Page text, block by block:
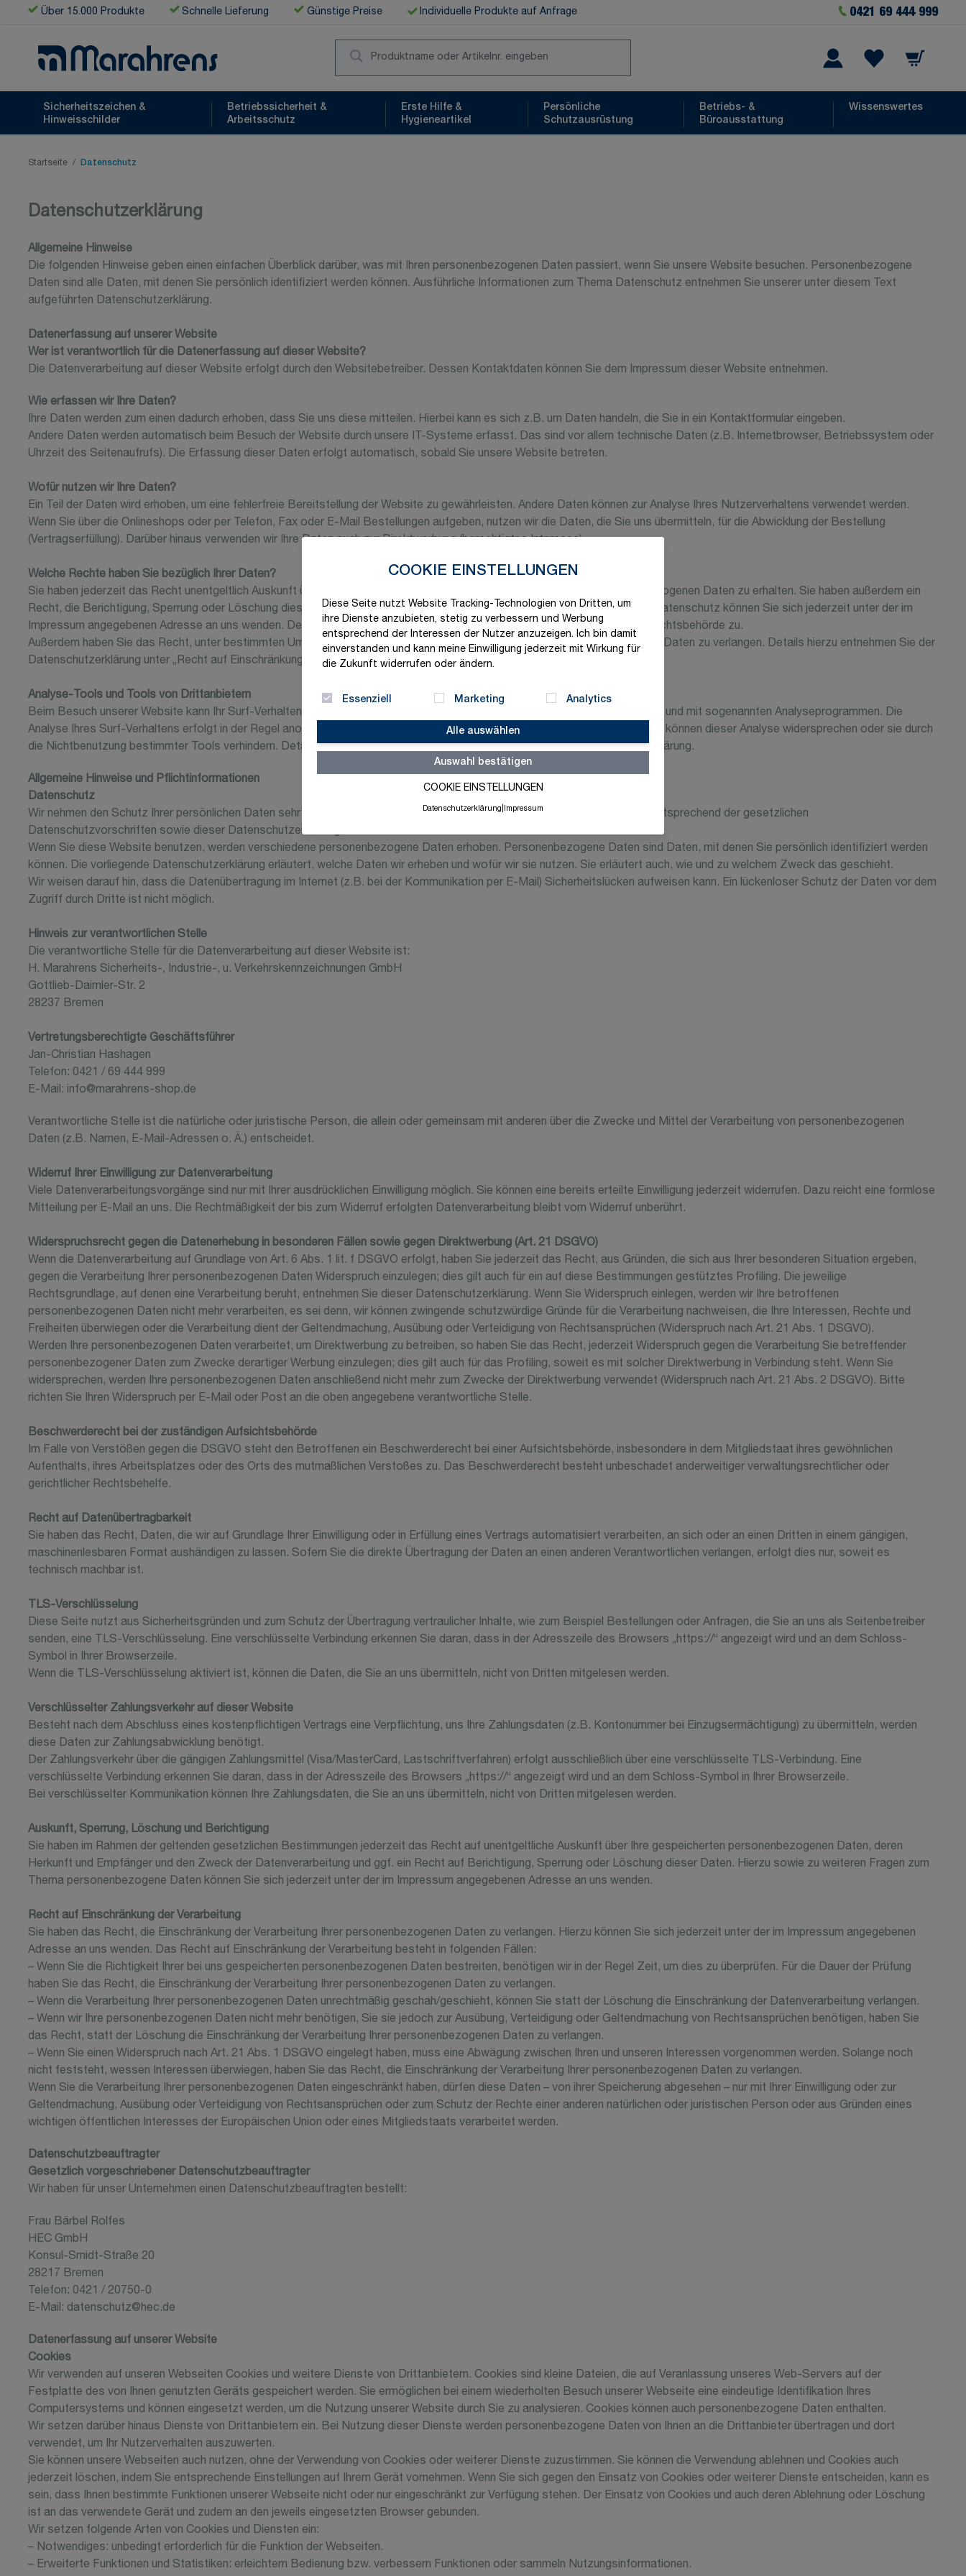
COOKIE EINSTELLUNGEN
Diese Seite nutzt Website Tracking-Technologien von Dritten, um
ihre Dienste anzubieten, stetig zu verbessern und Werbung
entsprechend der Interessen der Nutzer anzuzeigen. Ich bin damit
einverstanden und kann meine Einwilligung jederzeit mit Wirkung für
die Zukunft widerrufen oder ändern.
Essenziell Marketing Analytics
Alle auswählen
Auswahl bestätigen
COOKIE EINSTELLUNGEN
Datenschutzerklärung Impressum
Zum Inhalt springen
Über 15.000 Produkte Schnelle Lieferung Günstige Preise Individuelle Produkte auf Anfrage 0421 69 444 999
Warenkorb
Sicherheitszeichen &
Hinweisschilder
Betriebssicherheit &
Arbeitsschutz
Erste Hilfe &
Hygieneartikel
Persönliche
Schutzausrüstung
Betriebs- &
Büroausstattung
Wissenswertes
Startseite / Datenschutz
Datenschutzerklärung
Allgemeine Hinweise
Die folgenden Hinweise geben einen einfachen Überblick darüber, was mit Ihren personenbezogenen Daten passiert, wenn Sie unsere Website besuchen. Personenbezogene
Daten sind alle Daten, mit denen Sie persönlich identifiziert werden können. Ausführliche Informationen zum Thema Datenschutz entnehmen Sie unserer unter diesem Text
aufgeführten Datenschutzerklärung.
Datenerfassung auf unserer Website
Wer ist verantwortlich für die Datenerfassung auf dieser Website?
Die Datenverarbeitung auf dieser Website erfolgt durch den Websitebetreiber. Dessen Kontaktdaten können Sie dem Impressum dieser Website entnehmen.
Wie erfassen wir Ihre Daten?
Ihre Daten werden zum einen dadurch erhoben, dass Sie uns diese mitteilen. Hierbei kann es sich z.B. um Daten handeln, die Sie in ein Kontaktformular eingeben.
Andere Daten werden automatisch beim Besuch der Website durch unsere IT-Systeme erfasst. Das sind vor allem technische Daten (z.B. Internetbrowser, Betriebssystem oder
Uhrzeit des Seitenaufrufs). Die Erfassung dieser Daten erfolgt automatisch, sobald Sie unsere Website betreten.
Wofür nutzen wir Ihre Daten?
Ein Teil der Daten wird erhoben, um eine fehlerfreie Bereitstellung der Website zu gewährleisten. Andere Daten können zur Analyse Ihres Nutzerverhaltens verwendet werden.
Wenn Sie über die Onlineshops oder per Telefon, Fax oder E-Mail Bestellungen aufgeben, nutzen wir die Daten, die Sie uns übermitteln, für die Abwicklung der Bestellung
(Vertragserfüllung). Darüber hinaus verwenden wir Ihre Daten auch zur Direktwerbung (berechtigtes Interesse).
Welche Rechte haben Sie bezüglich Ihrer Daten?
Sie haben jederzeit das Recht unentgeltlich Auskunft über Herkunft, Empfänger und Zweck Ihrer gespeicherten personenbezogenen Daten zu erhalten. Sie haben außerdem ein
Recht, die Berichtigung, Sperrung oder Löschung dieser Daten zu verlangen. Hierzu sowie zu weiteren Fragen zum Thema Datenschutz können Sie sich jederzeit unter der im
Impressum angegebenen Adresse an uns wenden. Des Weiteren steht Ihnen ein Beschwerderecht bei der zuständigen Aufsichtsbehörde zu.
Außerdem haben Sie das Recht, unter bestimmten Umständen die Einschränkung der Verarbeitung Ihrer personenbezogenen Daten zu verlangen. Details hierzu entnehmen Sie der
Datenschutzerklärung unter „Recht auf Einschränkung der Verarbeitung“.
Analyse-Tools und Tools von Drittanbietern
Beim Besuch unserer Website kann Ihr Surf-Verhalten statistisch ausgewertet werden. Das geschieht vor allem mit Cookies und mit sogenannten Analyseprogrammen. Die
Analyse Ihres Surf-Verhaltens erfolgt in der Regel anonym; das Surf-Verhalten kann nicht zu Ihnen zurückverfolgt werden. Sie können dieser Analyse widersprechen oder sie durch
die Nichtbenutzung bestimmter Tools verhindern. Detaillierte Informationen dazu finden Sie in der folgenden Datenschutzerklärung.
Allgemeine Hinweise und Pflichtinformationen
Datenschutz
Wir nehmen den Schutz Ihrer persönlichen Daten sehr ernst. Wir behandeln Ihre personenbezogenen Daten vertraulich und entsprechend der gesetzlichen
Datenschutzvorschriften sowie dieser Datenschutzerklärung.
Wenn Sie diese Website benutzen, werden verschiedene personenbezogene Daten erhoben. Personenbezogene Daten sind Daten, mit denen Sie persönlich identifiziert werden
können. Die vorliegende Datenschutzerklärung erläutert, welche Daten wir erheben und wofür wir sie nutzen. Sie erläutert auch, wie und zu welchem Zweck das geschieht.
Wir weisen darauf hin, dass die Datenübertragung im Internet (z.B. bei der Kommunikation per E-Mail) Sicherheitslücken aufweisen kann. Ein lückenloser Schutz der Daten vor dem
Zugriff durch Dritte ist nicht möglich.
Hinweis zur verantwortlichen Stelle
Die verantwortliche Stelle für die Datenverarbeitung auf dieser Website ist:
H. Marahrens Sicherheits-, Industrie-, u. Verkehrskennzeichnungen GmbH
Gottlieb-Daimler-Str. 2
28237 Bremen
Vertretungsberechtigte Geschäftsführer
Jan-Christian Hashagen
Telefon: 0421 / 69 444 999
E-Mail: info@marahrens-shop.de
Verantwortliche Stelle ist die natürliche oder juristische Person, die allein oder gemeinsam mit anderen über die Zwecke und Mittel der Verarbeitung von personenbezogenen
Daten (z.B. Namen, E-Mail-Adressen o. Ä.) entscheidet.
Widerruf Ihrer Einwilligung zur Datenverarbeitung
Viele Datenverarbeitungsvorgänge sind nur mit Ihrer ausdrücklichen Einwilligung möglich. Sie können eine bereits erteilte Einwilligung jederzeit widerrufen. Dazu reicht eine formlose
Mitteilung per E-Mail an uns. Die Rechtmäßigkeit der bis zum Widerruf erfolgten Datenverarbeitung bleibt vom Widerruf unberührt.
Widerspruchsrecht gegen die Datenerhebung in besonderen Fällen sowie gegen Direktwerbung (Art. 21 DSGVO)
Wenn die Datenverarbeitung auf Grundlage von Art. 6 Abs. 1 lit. f DSGVO erfolgt, haben Sie jederzeit das Recht, aus Gründen, die sich aus Ihrer besonderen Situation ergeben,
gegen die Verarbeitung Ihrer personenbezogenen Daten Widerspruch einzulegen; dies gilt auch für ein auf diese Bestimmungen gestütztes Profiling. Die jeweilige
Rechtsgrundlage, auf denen eine Verarbeitung beruht, entnehmen Sie dieser Datenschutzerklärung. Wenn Sie Widerspruch einlegen, werden wir Ihre betroffenen
personenbezogenen Daten nicht mehr verarbeiten, es sei denn, wir können zwingende schutzwürdige Gründe für die Verarbeitung nachweisen, die Ihre Interessen, Rechte und
Freiheiten überwiegen oder die Verarbeitung dient der Geltendmachung, Ausübung oder Verteidigung von Rechtsansprüchen (Widerspruch nach Art. 21 Abs. 1 DSGVO).
Werden Ihre personenbezogenen Daten verarbeitet, um Direktwerbung zu betreiben, so haben Sie das Recht, jederzeit Widerspruch gegen die Verarbeitung Sie betreffender
personenbezogener Daten zum Zwecke derartiger Werbung einzulegen; dies gilt auch für das Profiling, soweit es mit solcher Direktwerbung in Verbindung steht. Wenn Sie
widersprechen, werden Ihre personenbezogenen Daten anschließend nicht mehr zum Zwecke der Direktwerbung verwendet (Widerspruch nach Art. 21 Abs. 2 DSGVO). Bitte
richten Sie Ihren Widerspruch per E-Mail oder Post an die oben angegebene verantwortliche Stelle.
Beschwerderecht bei der zuständigen Aufsichtsbehörde
Im Falle von Verstößen gegen die DSGVO steht den Betroffenen ein Beschwerderecht bei einer Aufsichtsbehörde, insbesondere in dem Mitgliedstaat ihres gewöhnlichen
Aufenthalts, ihres Arbeitsplatzes oder des Orts des mutmaßlichen Verstoßes zu. Das Beschwerderecht besteht unbeschadet anderweitiger verwaltungsrechtlicher oder
gerichtlicher Rechtsbehelfe.
Recht auf Datenübertragbarkeit
Sie haben das Recht, Daten, die wir auf Grundlage Ihrer Einwilligung oder in Erfüllung eines Vertrags automatisiert verarbeiten, an sich oder an einen Dritten in einem gängigen,
maschinenlesbaren Format aushändigen zu lassen. Sofern Sie die direkte Übertragung der Daten an einen anderen Verantwortlichen verlangen, erfolgt dies nur, soweit es
technisch machbar ist.
TLS-Verschlüsselung
Diese Seite nutzt aus Sicherheitsgründen und zum Schutz der Übertragung vertraulicher Inhalte, wie zum Beispiel Bestellungen oder Anfragen, die Sie an uns als Seitenbetreiber
senden, eine TLS-Verschlüsselung. Eine verschlüsselte Verbindung erkennen Sie daran, dass in der Adresszeile des Browsers „https://“ angezeigt wird und an dem Schloss-
Symbol in Ihrer Browserzeile.
Wenn die TLS-Verschlüsselung aktiviert ist, können die Daten, die Sie an uns übermitteln, nicht von Dritten mitgelesen werden.
Verschlüsselter Zahlungsverkehr auf dieser Website
Besteht nach dem Abschluss eines kostenpflichtigen Vertrags eine Verpflichtung, uns Ihre Zahlungsdaten (z.B. Kontonummer bei Einzugsermächtigung) zu übermitteln, werden
diese Daten zur Zahlungsabwicklung benötigt.
Der Zahlungsverkehr über die gängigen Zahlungsmittel (Visa/MasterCard, Lastschriftverfahren) erfolgt ausschließlich über eine verschlüsselte TLS-Verbindung. Eine
verschlüsselte Verbindung erkennen Sie daran, dass in der Adresszeile des Browsers „https://“ angezeigt wird und an dem Schloss-Symbol in Ihrer Browserzeile.
Bei verschlüsselter Kommunikation können Ihre Zahlungsdaten, die Sie an uns übermitteln, nicht von Dritten mitgelesen werden.
Auskunft, Sperrung, Löschung und Berichtigung
Sie haben im Rahmen der geltenden gesetzlichen Bestimmungen jederzeit das Recht auf unentgeltliche Auskunft über Ihre gespeicherten personenbezogenen Daten, deren
Herkunft und Empfänger und den Zweck der Datenverarbeitung und ggf. ein Recht auf Berichtigung, Sperrung oder Löschung dieser Daten. Hierzu sowie zu weiteren Fragen zum
Thema personenbezogene Daten können Sie sich jederzeit unter der im Impressum angegebenen Adresse an uns wenden.
Recht auf Einschränkung der Verarbeitung
Sie haben das Recht, die Einschränkung der Verarbeitung Ihrer personenbezogenen Daten zu verlangen. Hierzu können Sie sich jederzeit unter der im Impressum angegebenen
Adresse an uns wenden. Das Recht auf Einschränkung der Verarbeitung besteht in folgenden Fällen:
– Wenn Sie die Richtigkeit Ihrer bei uns gespeicherten personenbezogenen Daten bestreiten, benötigen wir in der Regel Zeit, um dies zu überprüfen. Für die Dauer der Prüfung
haben Sie das Recht, die Einschränkung der Verarbeitung Ihrer personenbezogenen Daten zu verlangen.
– Wenn die Verarbeitung Ihrer personenbezogenen Daten unrechtmäßig geschah/geschieht, können Sie statt der Löschung die Einschränkung der Datenverarbeitung verlangen.
– Wenn wir Ihre personenbezogenen Daten nicht mehr benötigen, Sie sie jedoch zur Ausübung, Verteidigung oder Geltendmachung von Rechtsansprüchen benötigen, haben Sie
das Recht, statt der Löschung die Einschränkung der Verarbeitung Ihrer personenbezogenen Daten zu verlangen.
– Wenn Sie einen Widerspruch nach Art. 21 Abs. 1 DSGVO eingelegt haben, muss eine Abwägung zwischen Ihren und unseren Interessen vorgenommen werden. Solange noch
nicht feststeht, wessen Interessen überwiegen, haben Sie das Recht, die Einschränkung der Verarbeitung Ihrer personenbezogenen Daten zu verlangen.
Wenn Sie die Verarbeitung Ihrer personenbezogenen Daten eingeschränkt haben, dürfen diese Daten – von ihrer Speicherung abgesehen – nur mit Ihrer Einwilligung oder zur
Geltendmachung, Ausübung oder Verteidigung von Rechtsansprüchen oder zum Schutz der Rechte einer anderen natürlichen oder juristischen Person oder aus Gründen eines
wichtigen öffentlichen Interesses der Europäischen Union oder eines Mitgliedstaats verarbeitet werden.
Datenschutzbeauftragter
Gesetzlich vorgeschriebener Datenschutzbeauftragter
Wir haben für unser Unternehmen einen Datenschutzbeauftragten bestellt:
Frau Bärbel Rolfes
HEC GmbH
Konsul-Smidt-Straße 20
28217 Bremen
Telefon: 0421 / 20750-0
E-Mail: datenschutz@hec.de
Datenerfassung auf unserer Website
Cookies
Wir verwenden auf unseren Webseiten Cookies und weitere Dienste von Drittanbietern. Cookies sind kleine Dateien, die auf Veranlassung unseres Web-Servers auf der
Festplatte des von Ihnen genutzten Geräts gespeichert werden. Sie ermöglichen bei einem wiederholten Besuch unserer Webseite eine eindeutige Identifikation Ihres
Computersystems und können eingesetzt werden, um die Nutzung unserer Website durch Sie zu analysieren. Cookies können auch personenbezogene Daten enthalten.
Wir setzen darüber hinaus Dienste von Drittanbietern ein. Bei Nutzung dieser Dienste werden personenbezogene Daten von Ihnen an die Drittanbieter übertragen und dort
verwendet, um Ihr Nutzerverhalten auszuwerten.
Sie können unsere Webseiten auch nutzen, ohne der Verwendung von Cookies oder weiterer Dienste zuzustimmen. Sie können die Verwendung ablehnen und Cookies auch
jederzeit löschen, indem Sie entsprechende Einstellungen auf Ihrem Gerät vornehmen. Wenn Sie sich gegen den Einsatz von Cookies oder weiterer Dienste entscheiden, kann es
sein, dass Ihnen bestimmte Funktionen unserer Webseite nicht oder nur eingeschränkt zur Verfügung stehen. Der Einsatz von Cookies und auch deren Ablehnung oder Löschung
ist an das verwendete Gerät und zudem an den jeweils eingesetzten Browser gebunden.
Wir setzen folgende Arten von Cookies und Diensten ein:
– Notwendiges: unbedingt erforderlich für die Funktion der Webseiten.
– Erweiterte Funktionen und Statistiken: erleichtern Bedienung bzw. verbessern Funktionen oder sammeln Nutzungsinformationen.